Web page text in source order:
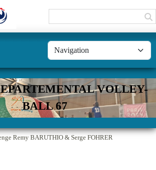
VOLLEY-
BALL 67
Remy BARUTHIO & Serge FOHRER
cookies